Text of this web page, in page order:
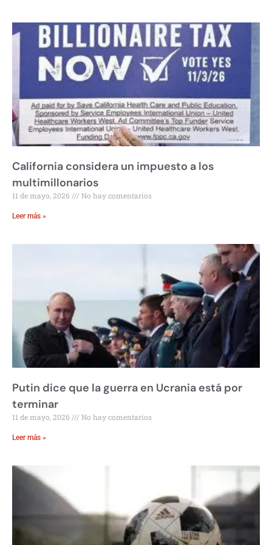
California considera un impuesto a los
multimillonarios
11 de mayo, 2026 No hay comentarios
Leer más »
Putin dice que la guerra en Ucrania está por
terminar
11 de mayo, 2026 No hay comentarios
Leer más »